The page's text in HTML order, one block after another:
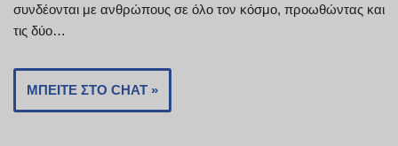
συνδέονται με ανθρώπους σε όλο τον κόσμο, προωθώντας και
τις δύο…
ΜΠΕΊΤΕ ΣΤΟ CHAT »